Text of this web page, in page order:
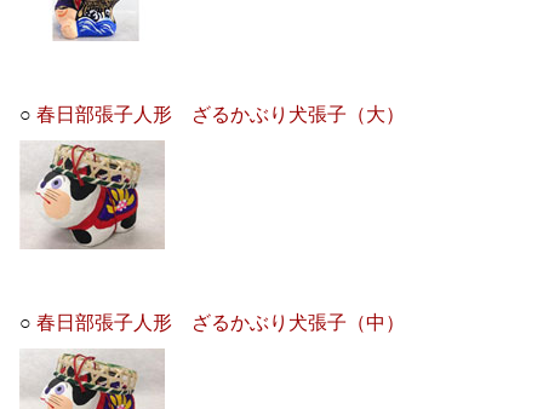
○春日部張子人形 ざるかぶり犬張子（大）
○春日部張子人形 ざるかぶり犬張子（中）